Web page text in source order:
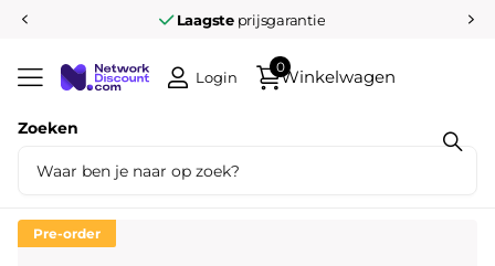
Laagsteprijsgarantie
Zoeken
Login Winkelwagen
0
Deel dit product
Katimex Trekkous 1-oog + M5 aansluiting
Pre-order